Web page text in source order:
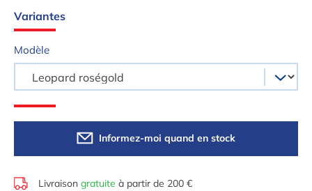
Variantes
Modèle
Informez-moi quand en stock
Livraison gratuite à partir de 200 €